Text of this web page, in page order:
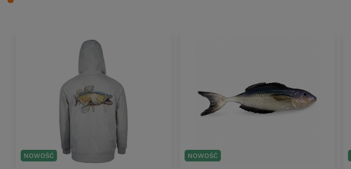
NOWOŚĆ NOWOŚĆ